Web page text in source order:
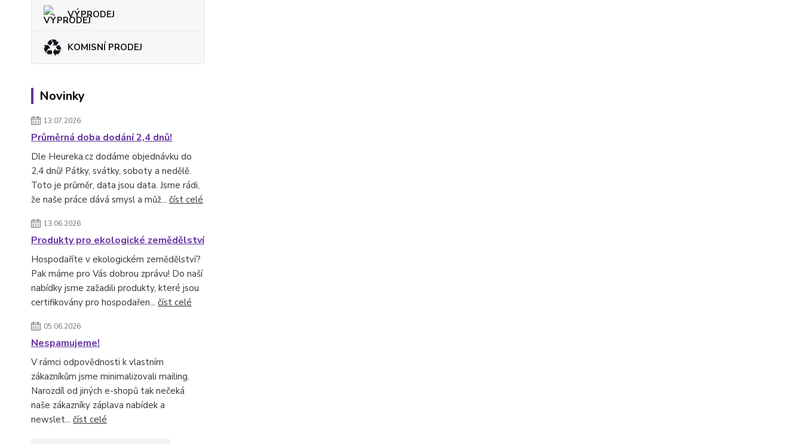
VÝPRODEJ
KOMISNÍ PRODEJ
Novinky
13.07.2026
Průměrná doba dodání 2,4 dnů!
Dle Heureka.cz dodáme objednávku do
2,4 dnů! Pátky, svátky, soboty a nedělě.
Toto je průměr, data jsou data. Jsme rádi,
že naše práce dává smysl a můž... číst celé
13.06.2026
Produkty pro ekologické zemědělství
Hospodaříte v ekologickém zemědělství?
Pak máme pro Vás dobrou zprávu! Do naší
nabídky jsme zažadili produkty, které jsou
certifikovány pro hospodařen... číst celé
05.06.2026
Nespamujeme!
V rámci odpovědnosti k vlastním
zákazníkům jsme minimalizovali mailing.
Narozdíl od jiných e-shopů tak nečeká
naše zákazníky záplava nabídek a
newslet... číst celé